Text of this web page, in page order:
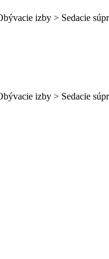
izby > Sedacie
izby > Sedacie